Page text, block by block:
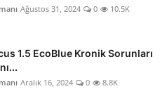
Ağustos 31, 2024 0 10.5K
1.5 EcoBlue Kronik Sorunları
Aralık 16, 2024 0 8.8K